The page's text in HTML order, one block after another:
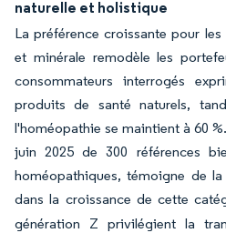
naturelle et holistique
La préférence croissante pour
et minérale remodèle les
consommateurs interrogés
produits de santé naturels,
l'homéopathie se maintient à 60
juin 2025 de 300 références
homéopathiques, témoigne de
dans la croissance de cette
génération Z privilégient la